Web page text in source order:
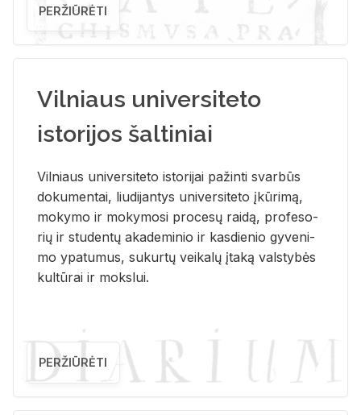
PERŽIŪRĖTI
Vilniaus universiteto
istorijos šaltiniai
Vil­niaus uni­ver­si­te­to is­to­ri­jai pa­žin­ti svar­būs
do­ku­men­tai, liu­di­jan­tys uni­ver­si­te­to įkū­ri­mą,
mo­ky­mo ir mo­ky­mo­si pro­ce­sų rai­dą, pro­fe­so­
rių ir stu­den­tų aka­de­mi­nio ir kas­die­nio gy­ve­ni­
mo ypa­tu­mus, su­kur­tų vei­ka­lų įta­ką vals­ty­bės
kul­tū­rai ir moks­lui.
PERŽIŪRĖTI